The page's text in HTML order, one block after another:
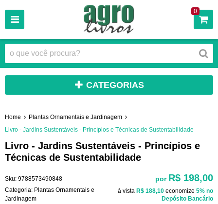
0
CATEGORIAS
Home
Plantas Ornamentais e Jardinagem
Livro - Jardins Sustentáveis - Princípios e Técnicas de Sustentabilidade
Livro - Jardins Sustentáveis - Princípios e
Técnicas de Sustentabilidade
Sku: 9788573490848
Categoria: Plantas Ornamentais e
Jardinagem
por R$ 198,00
à vista R$ 188,10 economize 5% no
Depósito Bancário